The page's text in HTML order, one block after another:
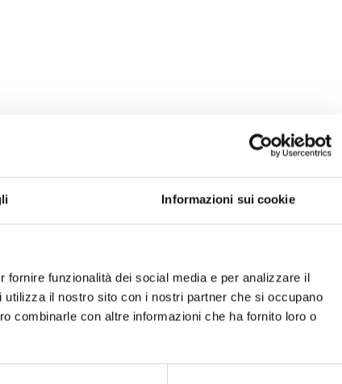
Informazioni sui cookie
funzionalità dei social media e per analizzare il
il nostro sito con i nostri partner che si occupano
combinarle con altre informazioni che ha fornito loro o